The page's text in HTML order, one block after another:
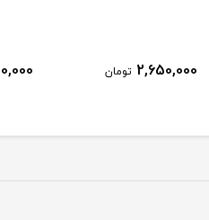
2,650,000 تومان